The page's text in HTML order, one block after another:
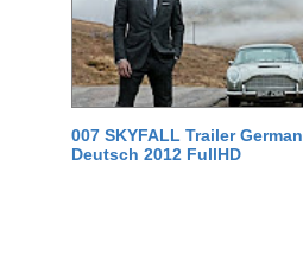
007 SKYFALL Trailer German
Deutsch 2012 FullHD